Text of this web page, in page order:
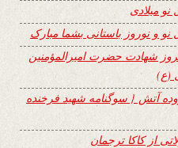
میلادی
نو و نوروز باستانی بشما مبارک
شهادت حضرت امیرالمؤمنین
(ع)
آتش { سوگنامه شهید فرخنده
از کاکا ترجمان